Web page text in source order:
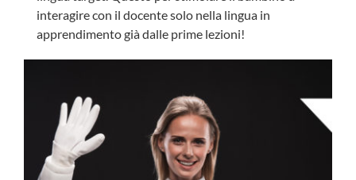
interagire con il docente solo nella lingua in
apprendimento già dalle prime lezioni!